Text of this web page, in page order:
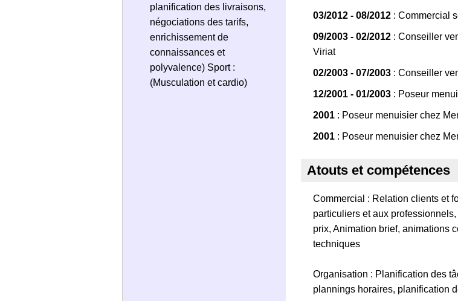
planification des livraisons,
négociations des tarifs,
enrichissement de
connaissances et
polyvalence) Sport :
(Musculation et cardio)
03/2012 - 08/2012 : Commercial
09/2003 - 02/2012 : Conseiller
Viriat
02/2003 - 07/2003 : Conseiller
12/2001 - 01/2003 : Poseur
2001 : Poseur menuisier chez
2001 : Poseur menuisier chez
Atouts et compétences
Commercial : Relation clients et
particuliers et aux
prix, Animation brief, animations
techniques
Organisation : Planification des
plannings horaires, planification